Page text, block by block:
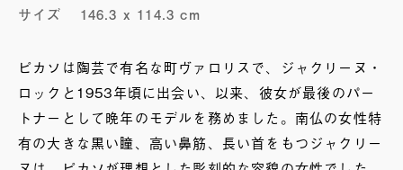
サイズ
146.3 x 114.3 cm
ピカソは陶芸で有名な町ヴァロリスで、ジャクリーヌ・
ロックと1953年頃に出会い、以来、彼女が最後のパー
トナーとして晩年のモデルを務めました。南仏の女性特
有の大きな黒い瞳、高い鼻筋、長い首をもつジャクリー